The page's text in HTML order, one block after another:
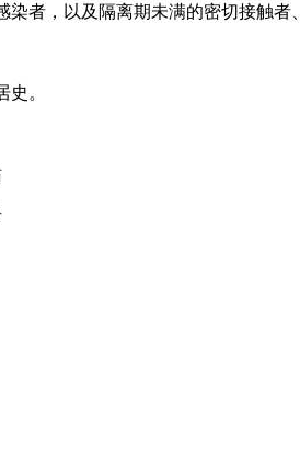
者，以及隔离期未满的密切接触者
。